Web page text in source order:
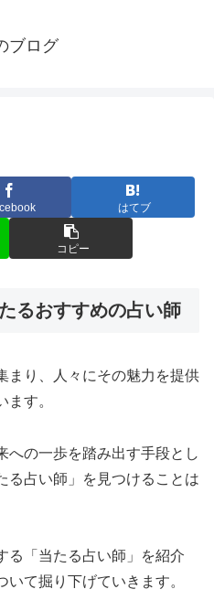
ブログ
はてブ
コピー
るおすすめの占い師
まり、人々にその魅力を提供
ます。
への一歩を踏み出す手段とし
る占い師」を見つけることは
る「当たる占い師」を紹介
て掘り下げていきます。